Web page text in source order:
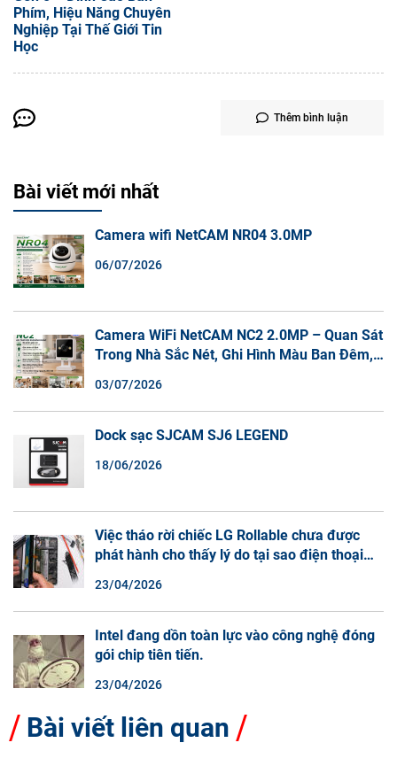
Phím, Hiệu Năng Chuyên
Nghiệp Tại Thế Giới Tin
Học
Thêm bình luận
Bài viết mới nhất
Camera wifi NetCAM NR04 3.0MP
06/07/2026
Camera WiFi NetCAM NC2 2.0MP – Quan Sát
Trong Nhà Sắc Nét, Ghi Hình Màu Ban Đêm,
03/07/2026
Dock sạc SJCAM SJ6 LEGEND
18/06/2026
Việc tháo rời chiếc LG Rollable chưa được
phát hành cho thấy lý do tại sao điện thoại
23/04/2026
Intel đang dồn toàn lực vào công nghệ đóng
gói chip tiên tiến.
23/04/2026
Bài viết liên quan